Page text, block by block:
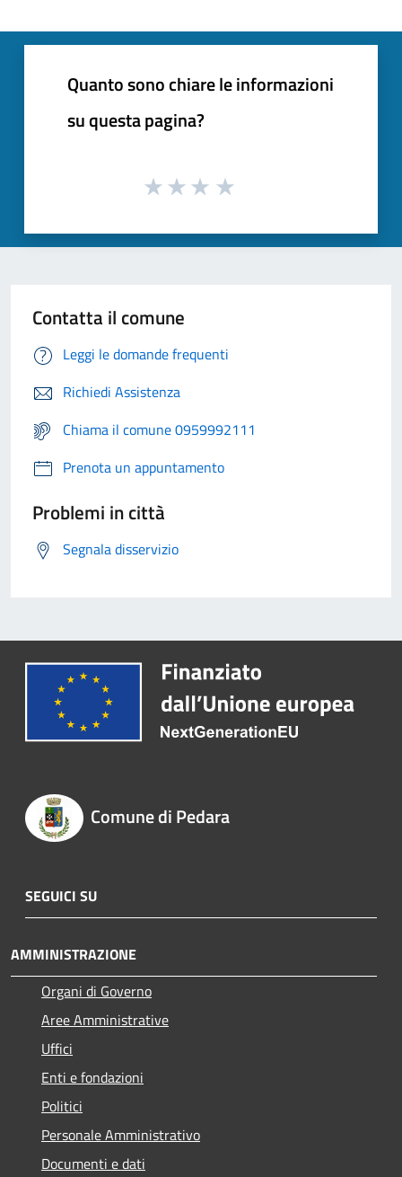
Quanto sono chiare le informazioni
su questa pagina?
Contatta il comune
Leggi le domande frequenti
Richiedi Assistenza
Chiama il comune 0959992111
Prenota un appuntamento
Problemi in città
Segnala disservizio
Comune di Pedara
SEGUICI SU
AMMINISTRAZIONE
Organi di Governo
Aree Amministrative
Uffici
Enti e fondazioni
Politici
Personale Amministrativo
Documenti e dati